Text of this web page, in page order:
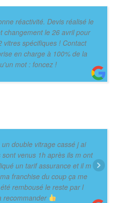
réactivité. Devis réalisé le
changement le 26 avril pour
vitres spécifiques ! Contact
en charge à 100% de la
mot : foncez !
un double vitrage cassé j ai
venus 1h après ils m ont
un tarif assurance et il m
franchise du coup ça me
rembousé le reste par l
recommander